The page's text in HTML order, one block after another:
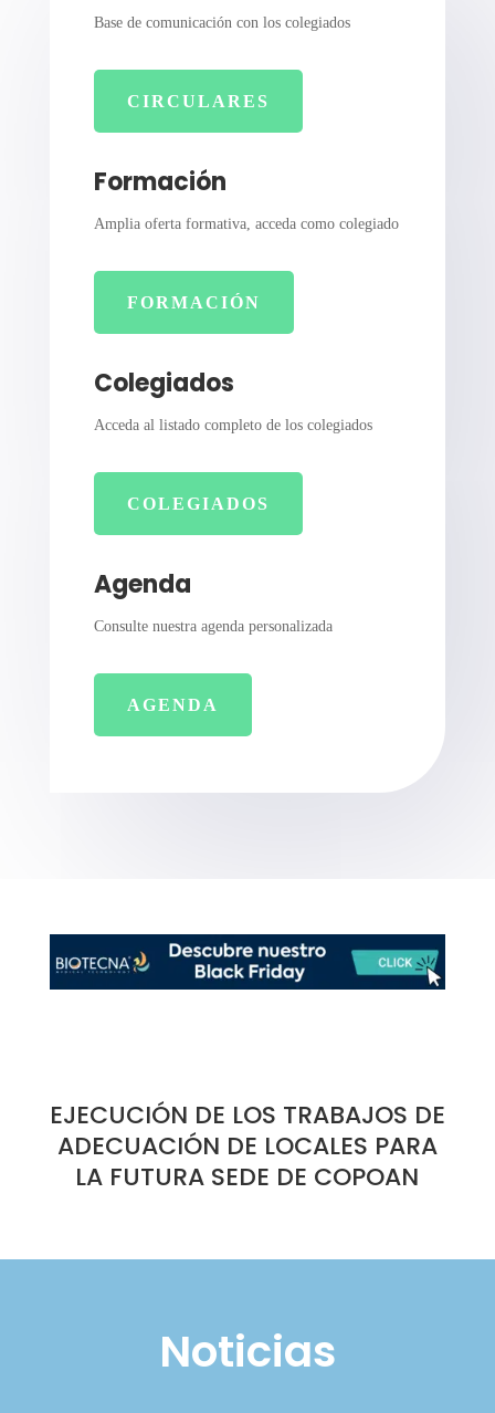
Base de comunicación con los colegiados
CIRCULARES
Formación
Amplia oferta formativa, acceda como colegiado
FORMACIÓN
Colegiados
Acceda al listado completo de los colegiados
COLEGIADOS
Agenda
Consulte nuestra agenda personalizada
AGENDA
EJECUCIÓN DE LOS TRABAJOS DE
ADECUACIÓN DE LOCALES PARA
LA FUTURA SEDE DE COPOAN
Noticias